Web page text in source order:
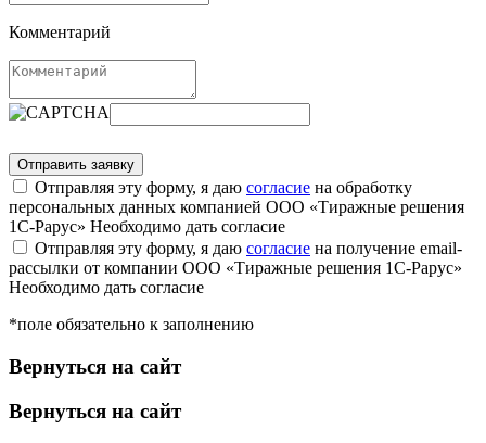
Комментарий
Отправляя эту форму, я даю согласие на обработку
персональных данных компанией ООО «Тиражные решения
1С-Рарус» Необходимо дать согласие
Отправляя эту форму, я даю согласие на получение email-
рассылки от компании ООО «Тиражные решения 1С-Рарус»
Необходимо дать согласие
*поле обязательно к заполнению
Вернуться на сайт
Вернуться на сайт